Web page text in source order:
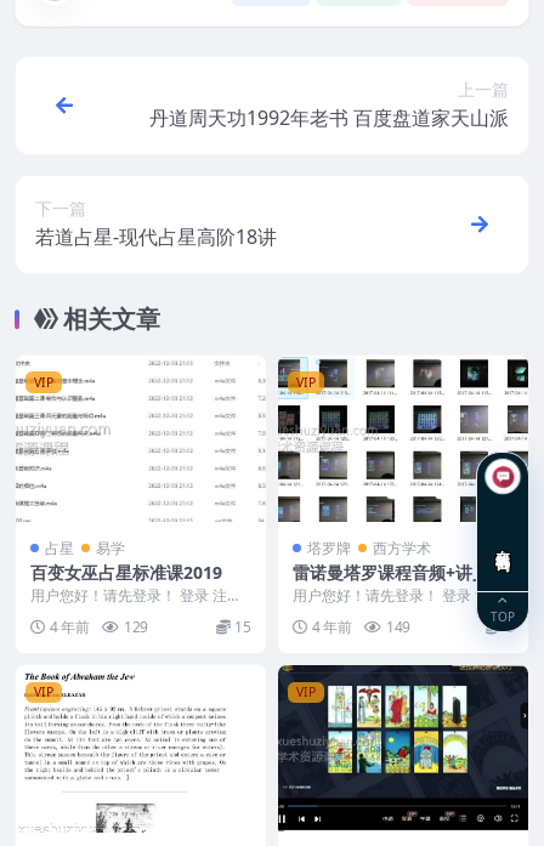
上一篇
丹道周天功1992年老书 百度盘道家天山派
下一篇
若道占星-现代占星高阶18讲
相关文章
VIP
占星 易学
百变女巫占星标准课2019
用户您好！请先登录！ 登录 注册
百变女巫占星标准课2019 223302
-00...4 年前 129 15
VIP
塔罗牌 西方学术
雷诺曼塔罗课程音频+讲义资
料
用户您好！请先登录！ 登录 注册
雷诺曼塔罗课程 编号：221691D9
48 ....4 年前 149 2
VIP VIP
TOP